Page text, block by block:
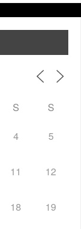
S S
4 5
11 12
18 19